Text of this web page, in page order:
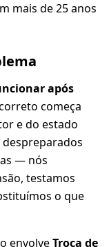
mais de 25 anos
após
começa
e do estado
— nós
testamos
o que
envolveTroca de